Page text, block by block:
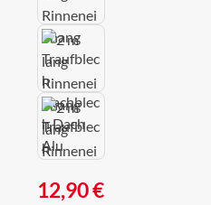
Regulärer Preis:
12,90 €